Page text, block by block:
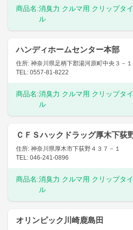
商品名:消臭力 クルマ用 クリップタ
ル
ハンディホームセンター本部
住所: 神奈川県足柄下郡湯河原町中央３－１
TEL: 0557-81-8222
商品名:消臭力 クルマ用 クリップタ
ル
ＣＦＳハックドラッグ厚木下荻
住所: 神奈川県厚木市下荻野４３７－１
TEL: 046-241-0896
商品名:消臭力 クルマ用 クリップタ
ル
オリンピック川崎鹿島田